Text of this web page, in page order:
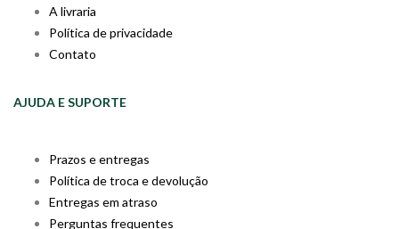
A livraria
Política de privacidade
Contato
AJUDA E SUPORTE
Prazos e entregas
Política de troca e devolução
Entregas em atraso
Perguntas frequentes